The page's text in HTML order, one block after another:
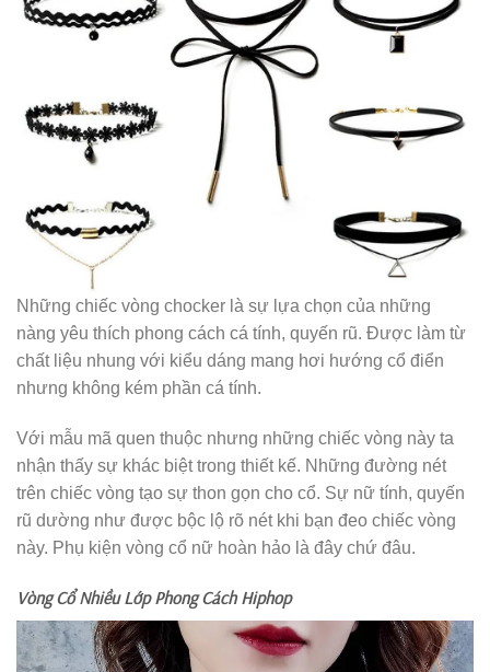
Những chiếc vòng chocker là sự lựa chọn của những
nàng yêu thích phong cách cá tính, quyến rũ. Được làm từ
chất liệu nhung với kiểu dáng mang hơi hướng cổ điển
nhưng không kém phần cá tính.
Với mẫu mã quen thuộc nhưng những chiếc vòng này ta
nhận thấy sự khác biệt trong thiết kế. Những đường nét
trên chiếc vòng tạo sự thon gọn cho cổ. Sự nữ tính, quyến
rũ dường như được bộc lộ rõ nét khi bạn đeo chiếc vòng
này. Phụ kiện vòng cổ nữ hoàn hảo là đây chứ đâu.
Vòng Cổ Nhiều Lớp Phong Cách Hiphop